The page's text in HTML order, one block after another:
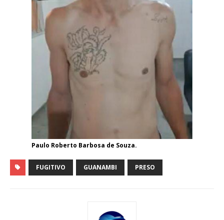
Paulo Roberto Barbosa de Souza.
FUGITIVO GUANAMBI PRESO